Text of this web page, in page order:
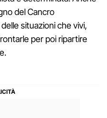
del Cancro
situazioni che vivi,
per poi ripartire